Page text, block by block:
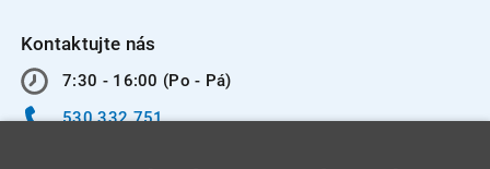
Kontaktujte nás
7:30 - 16:00 (Po - Pá)
530 332 751